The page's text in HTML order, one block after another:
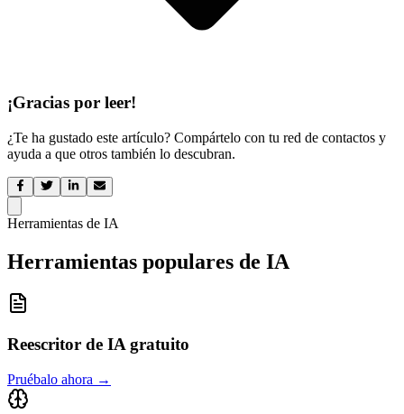
¡Gracias por leer!
¿Te ha gustado este artículo? Compártelo con tu red de contactos y
ayuda a que otros también lo descubran.
Herramientas de IA
Herramientas populares de IA
Reescritor de IA gratuito
Pruébalo ahora →